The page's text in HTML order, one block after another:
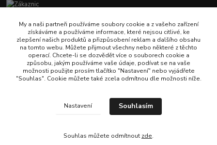
Zákaznická podpora Naturehike
info@naturehikecz.cz
© 2021–2026 Naturehikecz.cz. Všechna práva vyhrazena. Veškerý obsah webu
souhlasu provozovatele je zakázáno.
My a naši partneři používáme soubory cookie a z vašeho zařízení
získáváme a používáme informace, které nejsou citlivé, ke
zlepšení našich produktů a přizpůsobení reklam a dalšího obsahu
na tomto webu. Můžete přijmout všechny nebo některé z těchto
operací. Chcete-li se dozvědět více o souborech cookie a
způsobu, jakým používáme vaše údaje, podívat se na vaše
možnosti použijte prosím tlačítko "Nastavení" nebo vyjádřete
"Souhlas". Cookie můžete také zcela odmítnou dle možnosti níže.
Nastavení Souhlasím
Souhlas můžete odmítnout zde.